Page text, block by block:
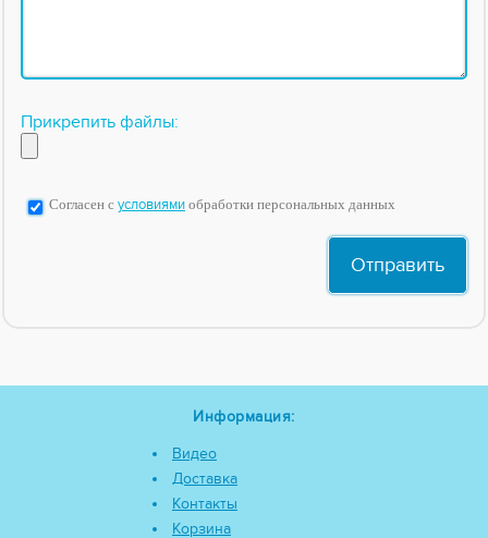
Прикрепить файлы:
Согласен с условиями обработки персональных данных
Информация:
Видео
Доставка
Контакты
Корзина